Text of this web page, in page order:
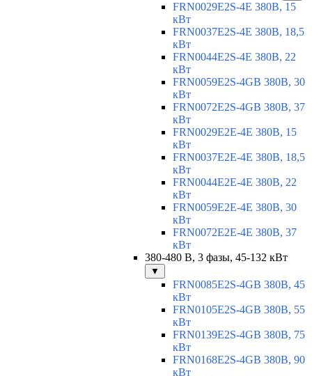
FRN0029E2S-4E 380В, 15
кВт
FRN0037E2S-4E 380В, 18,5
кВт
FRN0044E2S-4E 380В, 22
кВт
FRN0059E2S-4GB 380В, 30
кВт
FRN0072E2S-4GB 380В, 37
кВт
FRN0029E2E-4E 380В, 15
кВт
FRN0037E2E-4E 380В, 18,5
кВт
FRN0044E2E-4E 380В, 22
кВт
FRN0059E2E-4E 380В, 30
кВт
FRN0072E2E-4E 380В, 37
кВт
380-480 В, 3 фазы, 45-132 кВт
▼
FRN0085E2S-4GB 380В, 45
кВт
FRN0105E2S-4GB 380В, 55
кВт
FRN0139E2S-4GB 380В, 75
кВт
FRN0168E2S-4GB 380В, 90
кВт